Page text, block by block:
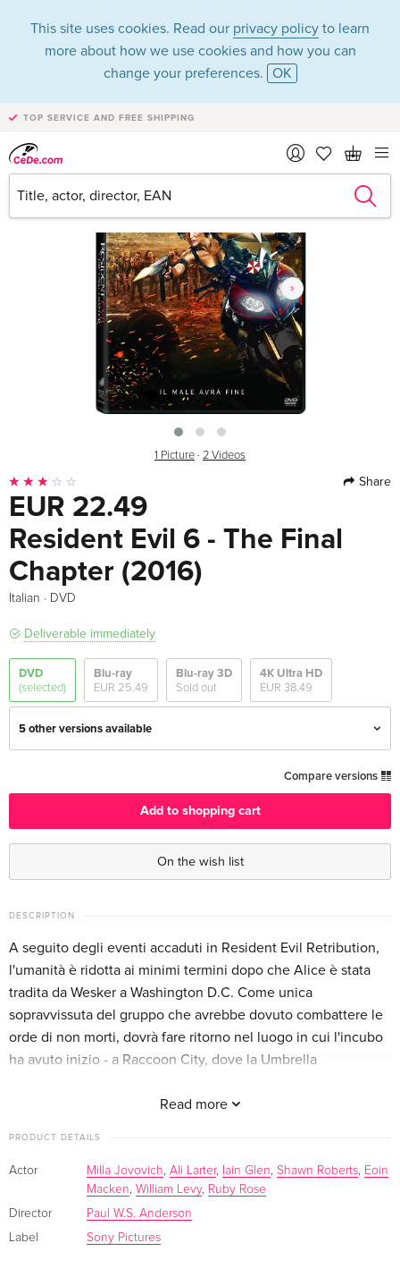
This site uses cookies. Read our privacy policy to learn
more about how we use cookies and how you can
change your preferences. OK
TOP SERVICE AND FREE SHIPPING
›
1 Picture· 2 Videos
Share
EUR 22.49
Resident Evil 6 - The Final
Chapter (2016)
Italian · DVD
Deliverable immediately
DVD
(selected)
Blu-ray
EUR 25.49
Blu-ray 3D
Sold out
4K Ultra HD
EUR 38.49
5 other versions available
EUR 19.99
English · UK Version
Standard edition
German
Standard edition
French
Sold out
Compare versions
Add to shopping cart
On the wish list
DESCRIPTION
Read more
A seguito degli eventi accaduti in Resident Evil Retribution,
l'umanità è ridotta ai minimi termini dopo che Alice è stata
tradita da Wesker a Washington D.C. Come unica
sopravvissuta del gruppo che avrebbe dovuto combattere le
orde di non morti, dovrà fare ritorno nel luogo in cui l'incubo
ha avuto inizio - a Raccoon City, dove la Umbrella
fatale contro gli unici superstiti all'Apocalisse. In una lotta
non morti e con nuovi mostri mutanti. Fra la perdita delle sue
capacità sovrumane e l'imminente attacco dell'Umbrella,
Alice vivrà la sua avventura più difficile, nel tentativo di
lottare per salvare il genere umano, che rischia di precipitare
PRODUCT DETAILS
Actor Milla Jovovich, Ali Larter, Iain Glen, Shawn Roberts, Eoin
Macken, William Levy, Ruby Rose
Director
Paul W.S. Anderson
Label
Sony Pictures